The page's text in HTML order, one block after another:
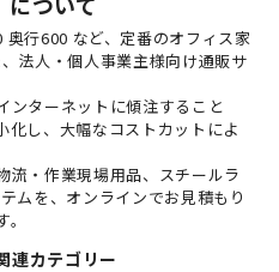
行600 など、定番のオフィス家
法人・個人事業主様向け通販サ
ンターネットに傾注すること
化し、大幅なコストカットによ
流・作業現場用品、スチールラ
ムを、オンラインでお見積もり
連カテゴリー